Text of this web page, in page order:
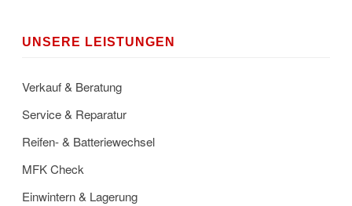
UNSERE LEISTUNGEN
Verkauf & Beratung
Service & Reparatur
Reifen- & Batteriewechsel
MFK Check
Einwintern & Lagerung